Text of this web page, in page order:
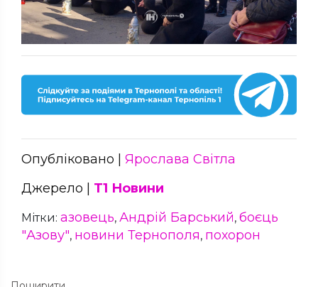
Опубліковано | Ярослава Світла
Джерело | Т1 Новини
Мітки: азовець, Андрій Барський, боєць
"Азову", новини Тернополя, похорон